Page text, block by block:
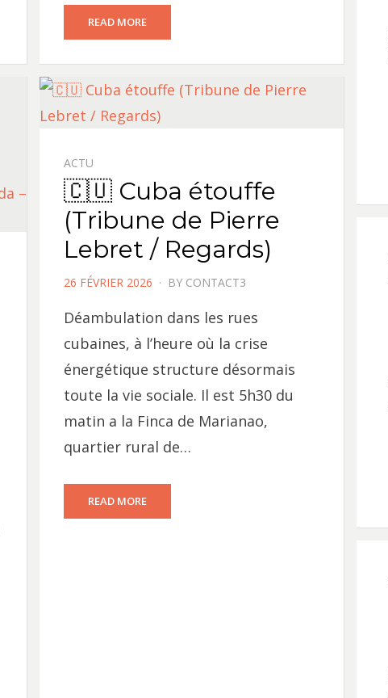
READ MORE
ACTU
🇨🇺 Cuba étouffe
(Tribune de Pierre
Lebret / Regards)
POSTED
26 FÉVRIER 2026 BY CONTACT3
Déambulation dans les rues
cubaines, à l’heure où la crise
énergétique structure désormais
toute la vie sociale. Il est 5h30 du
matin a la Finca de Marianao,
quartier rural de…
READ MORE